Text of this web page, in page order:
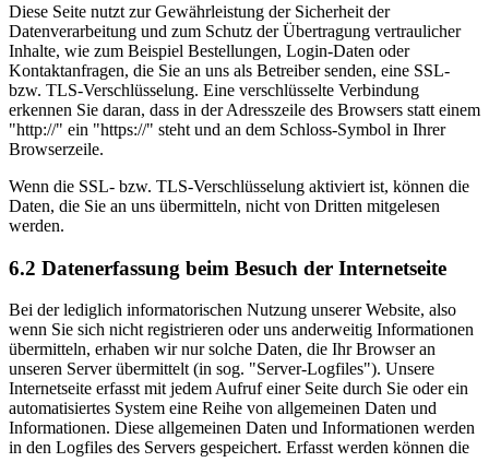
Diese Seite nutzt zur Gewährleistung der Sicherheit der
Datenverarbeitung und zum Schutz der Übertragung vertraulicher
Inhalte, wie zum Beispiel Bestellungen, Login-Daten oder
Kontaktanfragen, die Sie an uns als Betreiber senden, eine SSL-
bzw. TLS-Verschlüsselung. Eine verschlüsselte Verbindung
erkennen Sie daran, dass in der Adresszeile des Browsers statt einem
"http://" ein "https://" steht und an dem Schloss-Symbol in Ihrer
Browserzeile.
Wenn die SSL- bzw. TLS-Verschlüsselung aktiviert ist, können die
Daten, die Sie an uns übermitteln, nicht von Dritten mitgelesen
werden.
6.2 Datenerfassung beim Besuch der Internetseite
Bei der lediglich informatorischen Nutzung unserer Website, also
wenn Sie sich nicht registrieren oder uns anderweitig Informationen
übermitteln, erhaben wir nur solche Daten, die Ihr Browser an
unseren Server übermittelt (in sog. "Server-Logfiles"). Unsere
Internetseite erfasst mit jedem Aufruf einer Seite durch Sie oder ein
automatisiertes System eine Reihe von allgemeinen Daten und
Informationen. Diese allgemeinen Daten und Informationen werden
in den Logfiles des Servers gespeichert. Erfasst werden können die